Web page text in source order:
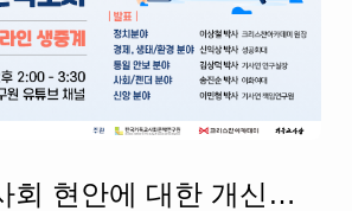
2020 주요 사회 현안에 대한 개신교인의 인식조사 통계분석 자료집